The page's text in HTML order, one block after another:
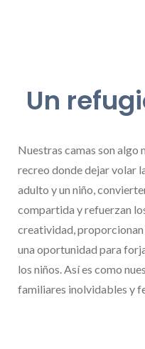
Un
Nuestras camas son algo
recreo donde dejar volar
adulto y un niño,
compartida y refuerzan
creatividad, proporcionan
una oportunidad para
los niños. Así es como
familiares inolvidables y